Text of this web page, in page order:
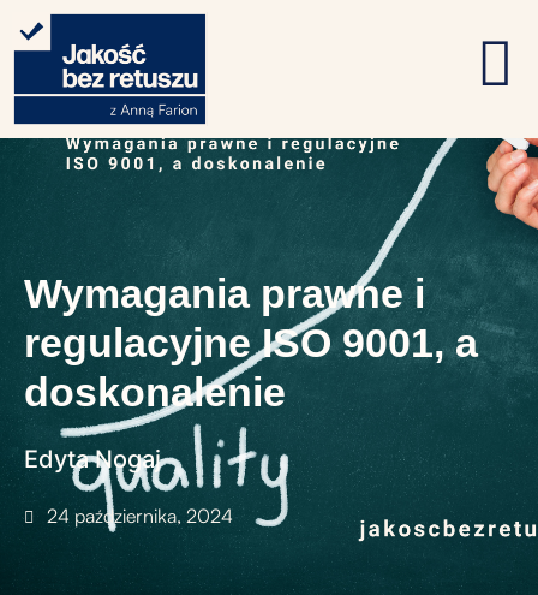
Wymagania prawne i
regulacyjne ISO 9001, a
doskonalenie
Edyta Nogaj
24 października, 2024